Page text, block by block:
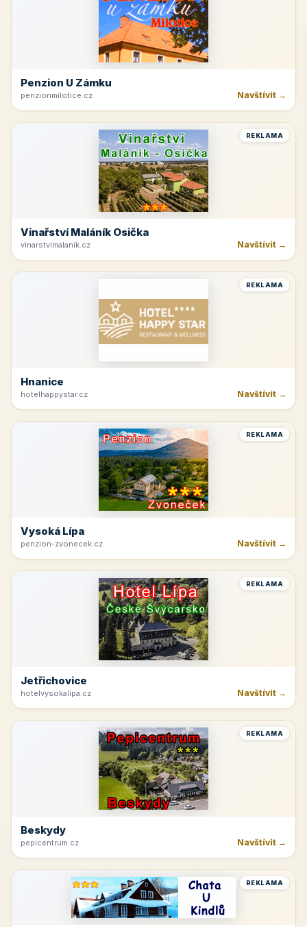
Penzion U Zámku
penzionmilotice.cz Navštívit →
REKLAMA
Vinařství Maláník Osička
vinarstvimalanik.cz Navštívit →
REKLAMA
Hnanice
hotelhappystar.cz Navštívit →
REKLAMA
Vysoká Lípa
penzion-zvonecek.cz Navštívit →
REKLAMA
Jetřichovice
hotelvysokalipa.cz Navštívit →
REKLAMA
Beskydy
pepicentrum.cz Navštívit →
REKLAMA